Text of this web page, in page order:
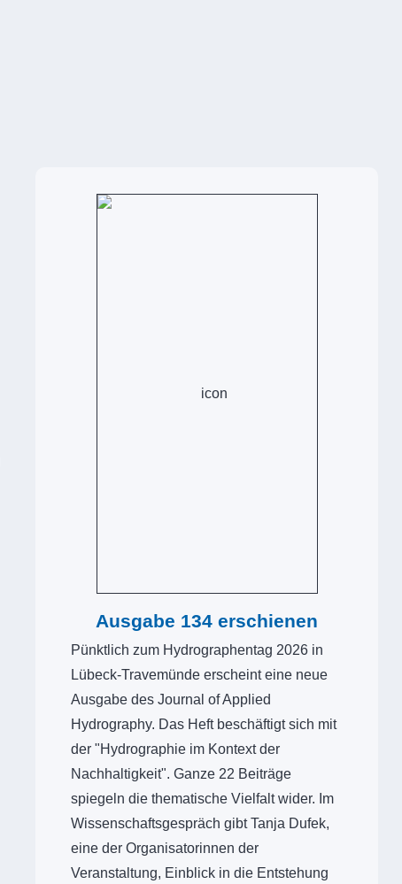
Ausgabe 134 erschienen
Pünktlich zum Hydrographentag 2026 in
Lübeck-Travemünde erscheint eine neue
Ausgabe des Journal of Applied
Hydrography. Das Heft beschäftigt sich mit
der "Hydrographie im Kontext der
Nachhaltigkeit". Ganze 22 Beiträge
spiegeln die thematische Vielfalt wider. Im
Wissenschaftsgespräch gibt Tanja Dufek,
eine der Organisatorinnen der
Veranstaltung, Einblick in die Entstehung